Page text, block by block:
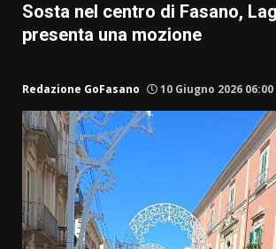
Sosta nel centro di Fasano,
presenta una mozione
Redazione GoFasano 10 Giugno 2026 06:00